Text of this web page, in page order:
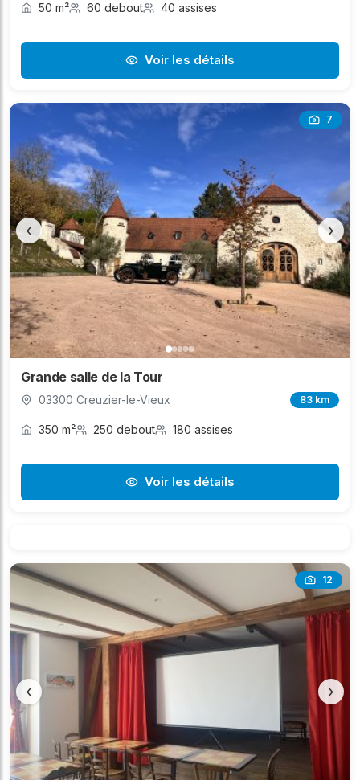
50 m² 60 debout 40 assises
Voir les détails
7
‹ ›
Grande salle de la Tour
03300 Creuzier-le-Vieux 83 km
350 m² 250 debout 180 assises
Voir les détails
12
‹ ›